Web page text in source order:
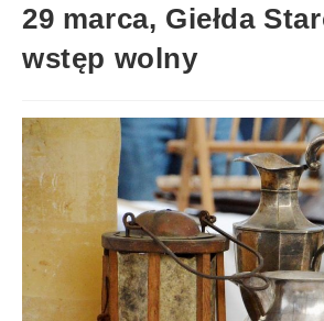
29 marca, Giełda
wstęp wolny